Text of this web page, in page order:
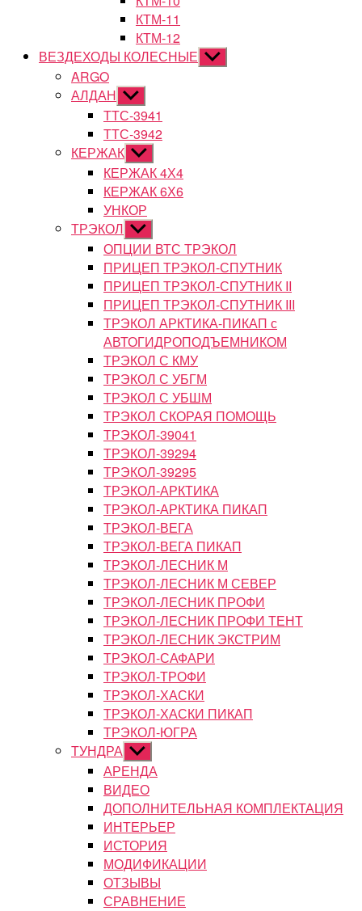
КТМ-11
КТМ-12
ВЕЗДЕХОДЫ КОЛЕСНЫЕ Показывать
подменю
ARGO
АЛДАН Показывать
подменю
ТТС-3941
ТТС-3942
КЕРЖАК Показывать
подменю
КЕРЖАК 4Х4
КЕРЖАК 6Х6
УНКОР
ТРЭКОЛ Показывать
подменю
ОПЦИИ ВТС ТРЭКОЛ
ПРИЦЕП ТРЭКОЛ-СПУТНИК
ПРИЦЕП ТРЭКОЛ-СПУТНИК II
ПРИЦЕП ТРЭКОЛ-СПУТНИК III
ТРЭКОЛ АРКТИКА-ПИКАП с
АВТОГИДРОПОДЪЕМНИКОМ
ТРЭКОЛ С КМУ
ТРЭКОЛ С УБГМ
ТРЭКОЛ С УБШМ
ТРЭКОЛ СКОРАЯ ПОМОЩЬ
ТРЭКОЛ-39041
ТРЭКОЛ-39294
ТРЭКОЛ-39295
ТРЭКОЛ-АРКТИКА
ТРЭКОЛ-АРКТИКА ПИКАП
ТРЭКОЛ-ВЕГА
ТРЭКОЛ-ВЕГА ПИКАП
ТРЭКОЛ-ЛЕСНИК М
ТРЭКОЛ-ЛЕСНИК М СЕВЕР
ТРЭКОЛ-ЛЕСНИК ПРОФИ
ТРЭКОЛ-ЛЕСНИК ПРОФИ ТЕНТ
ТРЭКОЛ-ЛЕСНИК ЭКСТРИМ
ТРЭКОЛ-САФАРИ
ТРЭКОЛ-ТРОФИ
ТРЭКОЛ-ХАСКИ
ТРЭКОЛ-ХАСКИ ПИКАП
ТРЭКОЛ-ЮГРА
ТУНДРА Показывать
подменю
АРЕНДА
ВИДЕО
ДОПОЛНИТЕЛЬНАЯ КОМПЛЕКТАЦИЯ
ИНТЕРЬЕР
ИСТОРИЯ
МОДИФИКАЦИИ
ОТЗЫВЫ
СРАВНЕНИЕ